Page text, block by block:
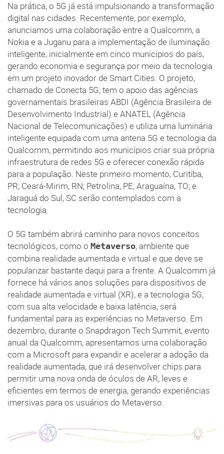
Na prática, o 5G já está impulsionando a transformação
digital nas cidades. Recentemente, por exemplo,
anunciamos uma colaboração entre a Qualcomm, a
Nokia e a Juganu para a implementação de iluminação
inteligente, inicialmente em cinco municípios do país,
gerando economia e segurança por meio da tecnologia
em um projeto inovador de Smart Cities. O projeto,
chamado de Conecta 5G, tem o apoio das agências
governamentais brasileiras ABDI (Agência Brasileira de
Desenvolvimento Industrial) e ANATEL (Agência
Nacional de Telecomunicações) e utiliza uma luminária
inteligente equipada com uma antena 5G e tecnologia da
Qualcomm, permitindo aos municípios criar sua própria
infraestrutura de redes 5G e oferecer conexão rápida
para a população. Neste primeiro momento, Curitiba,
PR; Ceará-Mirim, RN; Petrolina, PE; Araguaína, TO; e
Jaraguá do Sul, SC serão contemplados com a
tecnologia.
O 5G também abrirá caminho para novos conceitos
tecnológicos, como o Metaverso, ambiente que
combina realidade aumentada e virtual e que deve se
popularizar bastante daqui para a frente. A Qualcomm já
fornece há vários anos soluções para dispositivos de
realidade aumentada e virtual (XR), e a tecnologia 5G,
com sua alta velocidade e baixa latência, será
fundamental para as experiências no Metaverso. Em
dezembro, durante o Snapdragon Tech Summit, evento
anual da Qualcomm, apresentamos uma colaboração
com a Microsoft para expandir e acelerar a adoção da
realidade aumentada, que irá desenvolver chips para
permitir uma nova onda de óculos de AR, leves e
eficientes em termos de energia, gerando experiências
imersivas para os usuários do Metaverso.